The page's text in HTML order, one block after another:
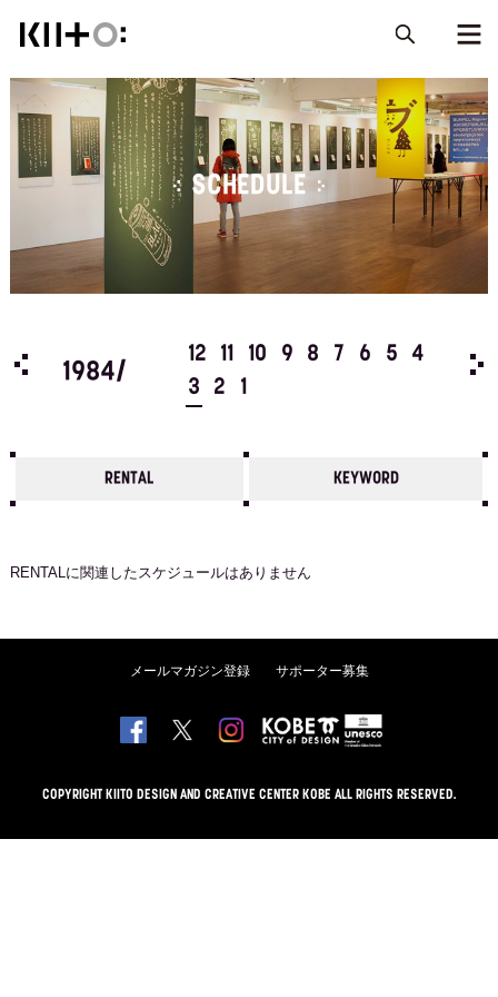
SCHEDULE
4
1984/
12 11 10 9 8 7 6 5
4
3
2 1
RENTAL KEYWORD
RENTAL に関連したスケジュールはありません
メールマガジン登録 サポーター募集
COPYRIGHT KIITO DESIGN AND CREATIVE CENTER KOBE ALL RIGHTS RESERVED.